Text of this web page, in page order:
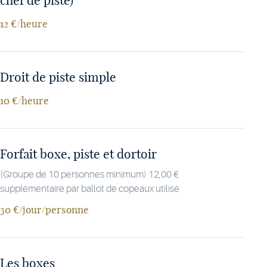
12 €/heure
Droit de piste simple
10 €/heure
Forfait boxe, piste et dortoir
(Groupe de 10 personnes minimum) 12,00 €
supplémentaire par ballot de copeaux utilisé
30 €/jour/personne
Les boxes